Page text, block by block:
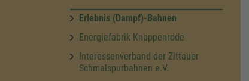
Erlebnis (Dampf)-Bahnen
Energiefabrik Knappenrode
Interessenverband der Zittauer
Schmalspurbahnen e.V.